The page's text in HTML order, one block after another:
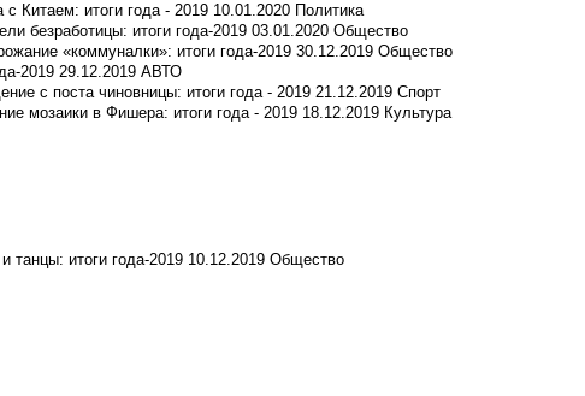
Китаем: итоги года - 2019 10.01.2020 Политика
безработицы: итоги года-2019 03.01.2020 Общество
«коммуналки»: итоги года-2019 30.12.2019 Общество
2019 29.12.2019 АВТО
с поста чиновницы: итоги года - 2019 21.12.2019 Спорт
мозаики в Фишера: итоги года - 2019 18.12.2019 Культура
танцы: итоги года-2019 10.12.2019 Общество